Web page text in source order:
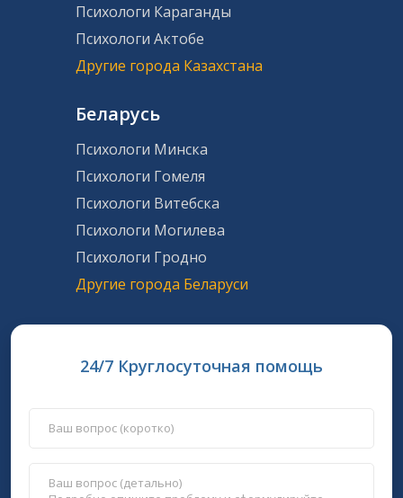
Психологи Караганды
Психологи Актобе
Другие города Казахстана
Беларусь
Психологи Минска
Психологи Гомеля
Психологи Витебска
Психологи Могилева
Психологи Гродно
Другие города Беларуси
24/7 Круглосуточная помощь